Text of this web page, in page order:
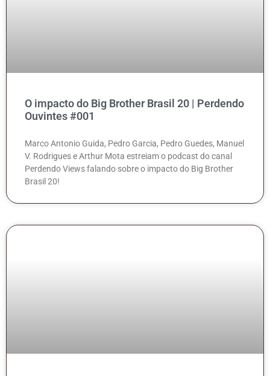
O impacto do Big Brother Brasil 20 | Perdendo
Ouvintes #001
Marco Antonio Guida, Pedro Garcia, Pedro Guedes, Manuel
V. Rodrigues e Arthur Mota estreiam o podcast do canal
Perdendo Views falando sobre o impacto do Big Brother
Brasil 20!